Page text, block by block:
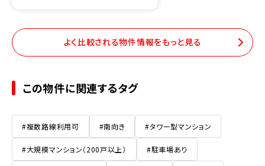
よく比較される物件情報をもっと見る
この物件に関連するタグ
#複数路線利用可 #南向き #タワー型マンション
#大規模マンション（200戸以上） #駐車場あり